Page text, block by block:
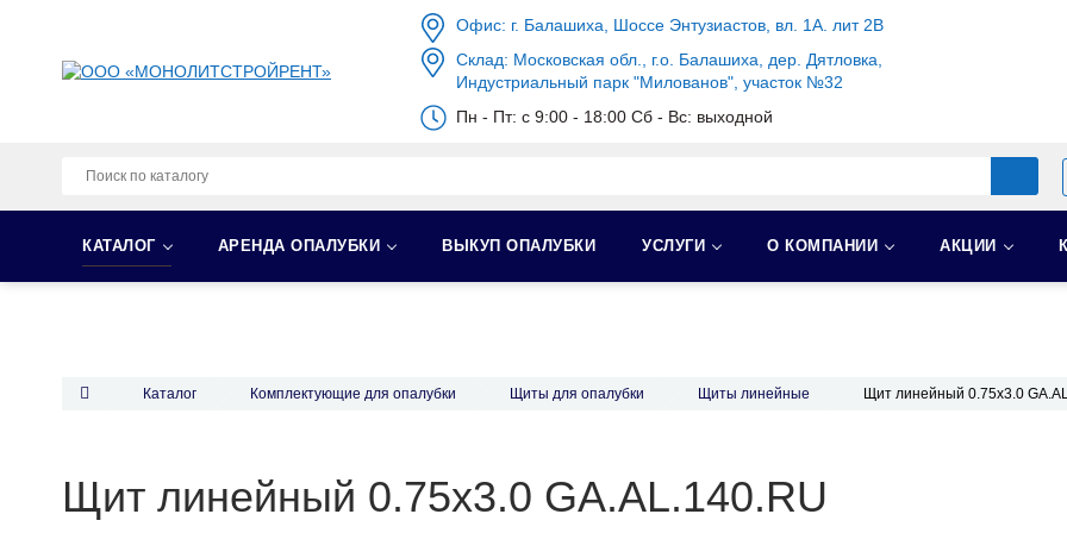
Офис: г. Балашиха, Шоссе Энтузиастов, вл. 1А. лит 2В
Склад: Московская обл., г.о. Балашиха, дер. Дятловка,
Индустриальный парк "Милованов", участок №32
Пн - Пт: c 9:00 - 18:00 Сб - Вс: выходной
КАТАЛОГ АРЕНДА ОПАЛУБКИ ВЫКУП ОПАЛУБКИ УСЛУГИ О КОМПАНИИ АКЦИИ
Каталог Комплектующие для опалубки Щиты для опалубки Щиты линейные Щит линейный 0.75х3.0
Щит линейный 0.75х3.0 GA.AL.140.RU